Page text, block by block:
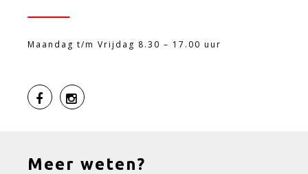
Maandag t/m Vrijdag 8.30 – 17.00 uur
Meer weten?